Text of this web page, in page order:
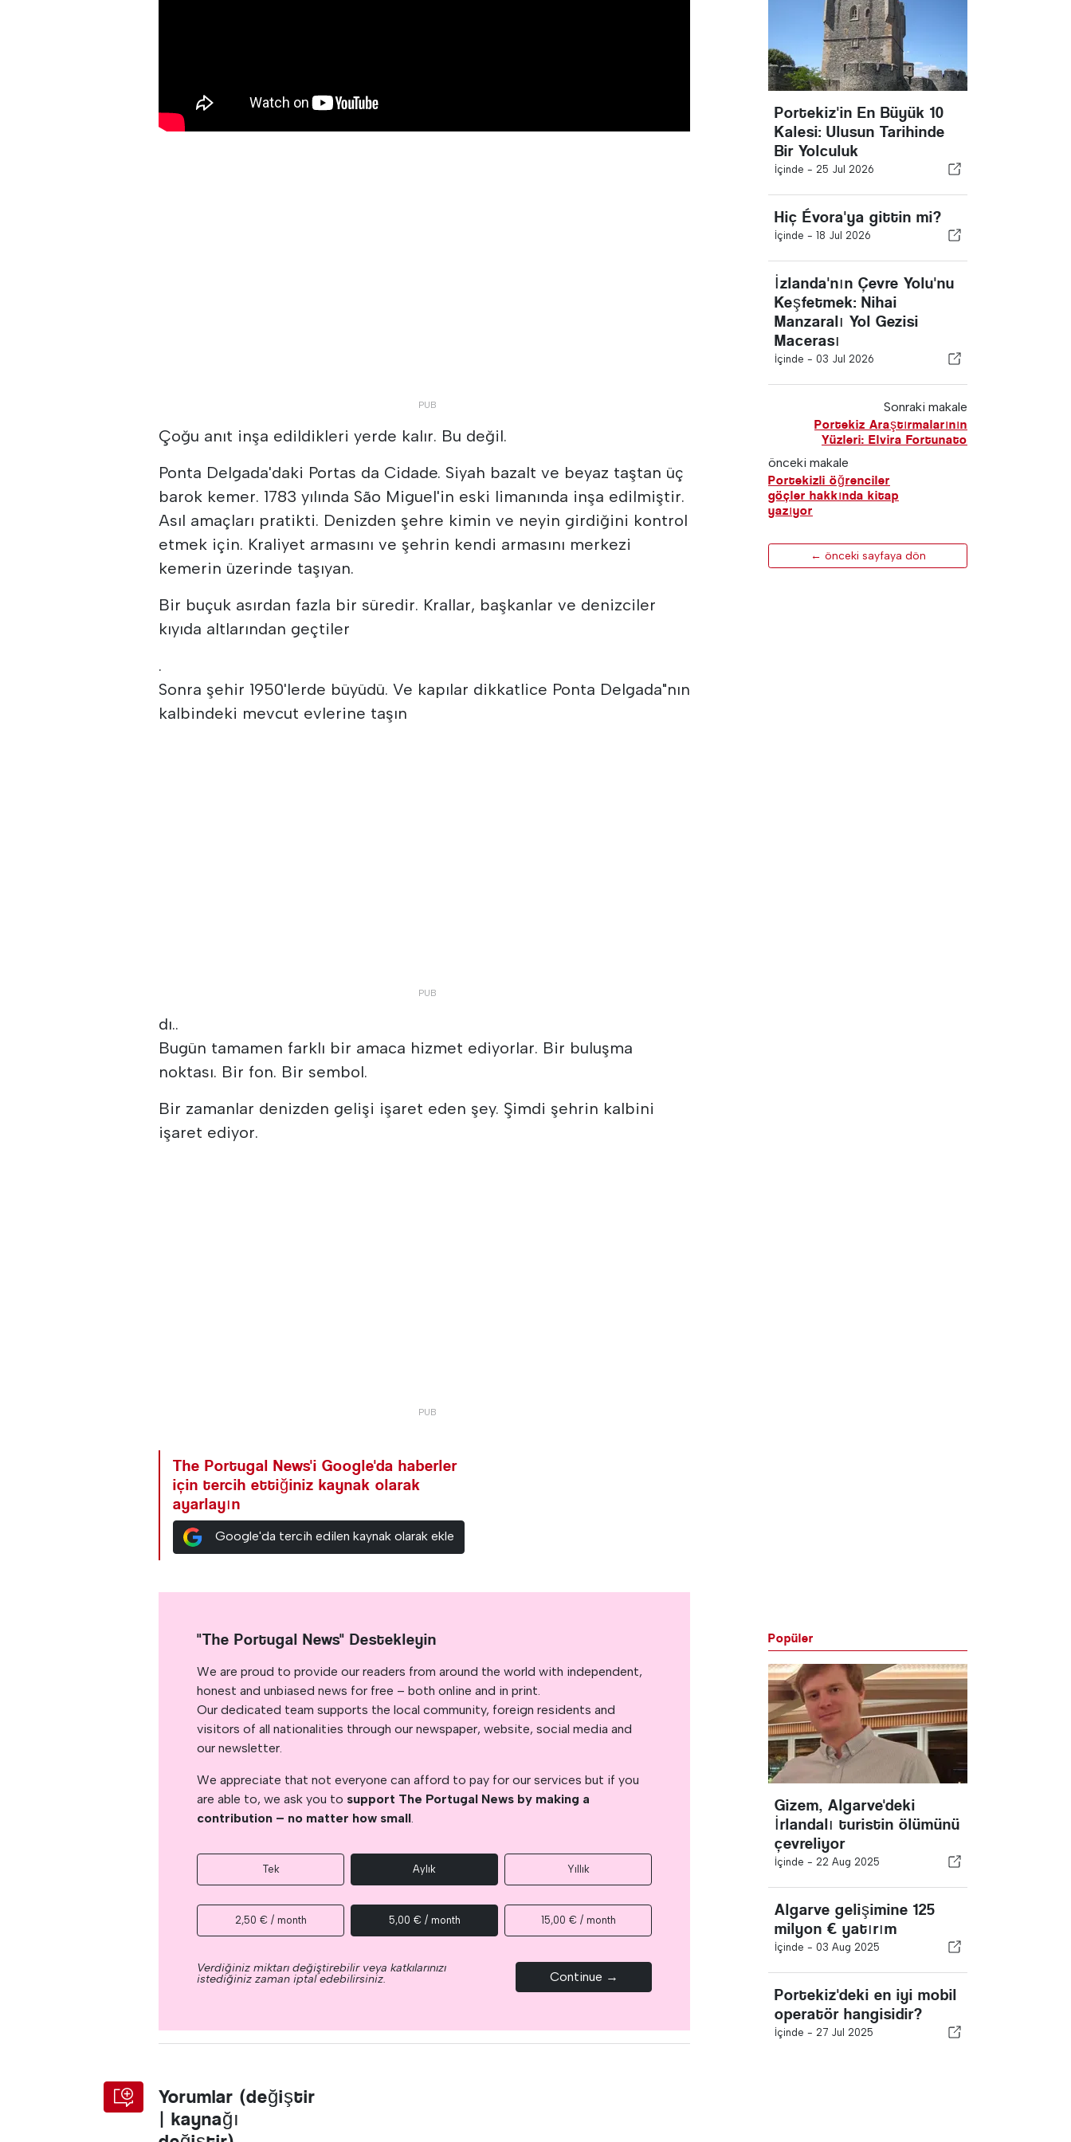
Çoğu anıt inşa edildikleri yerde kalır. Bu değil.
Ponta Delgada'daki Portas da Cidade. Siyah bazalt ve beyaz taştan üç
barok kemer. 1783 yılında São Miguel'in eski limanında inşa edilmiştir.
Asıl amaçları pratikti. Denizden şehre kimin ve neyin girdiğini kontrol
etmek için. Kraliyet armasını ve şehrin kendi armasını merkezi
kemerin üzerinde taşıyan.
Bir buçuk asırdan fazla bir süredir. Krallar, başkanlar ve denizciler
kıyıda altlarından geçtiler
.
Sonra şehir 1950'lerde büyüdü. Ve kapılar dikkatlice Ponta Delgada"nın
kalbindeki mevcut evlerine taşın
dı..
Bugün tamamen farklı bir amaca hizmet ediyorlar. Bir buluşma
noktası. Bir fon. Bir sembol.
Bir zamanlar denizden gelişi işaret eden şey. Şimdi şehrin kalbini
işaret ediyor.
The Portugal News'i Google'da haberler
için tercih ettiğiniz kaynak olarak
ayarlayın
Google'da tercih edilen kaynak olarak ekle
Portekiz'in En Büyük 10
Kalesi: Ulusun Tarihinde
Bir Yolculuk
İçinde - 25 Jul 2026
Hiç Évora'ya gittin mi?
İçinde - 18 Jul 2026
İzlanda'nın Çevre Yolu'nu
Keşfetmek: Nihai
Manzaralı Yol Gezisi
Macerası
İçinde - 03 Jul 2026
Sonraki makale
Portekiz Araştırmalarının
Yüzleri: Elvira Fortunato
önceki makale
Portekizli öğrenciler
göçler hakkında kitap
yazıyor
← önceki sayfaya dön
"The Portugal News" Destekleyin
We are proud to provide our readers from around the world with independent,
honest and unbiased news for free – both online and in print.
Our dedicated team supports the local community, foreign residents and
visitors of all nationalities through our newspaper, website, social media and
our newsletter.
We appreciate that not everyone can afford to pay for our services but if you
are able to, we ask you to support The Portugal News by making a
contribution – no matter how small.
Tek Aylık Yıllık
2,50 € / month 5,00 € / month 15,00 € / month
Verdiğiniz miktarı değiştirebilir veya katkılarınızı
istediğiniz zaman iptal edebilirsiniz. Continue →
Yorumlar (değiştir
| kaynağı
Popüler
Gizem, Algarve'deki
İrlandalı turistin ölümünü
çevreliyor
İçinde - 22 Aug 2025
Algarve gelişimine 125
milyon € yatırım
İçinde - 03 Aug 2025
Portekiz'deki en iyi mobil
operatör hangisidir?
İçinde - 27 Jul 2025